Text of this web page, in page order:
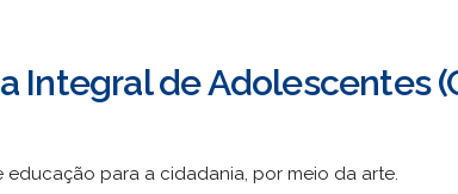
Integral de Adolescentes
para a cidadania, por meio da arte.